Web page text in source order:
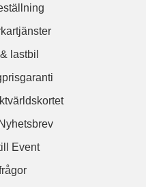
lastbil
Event